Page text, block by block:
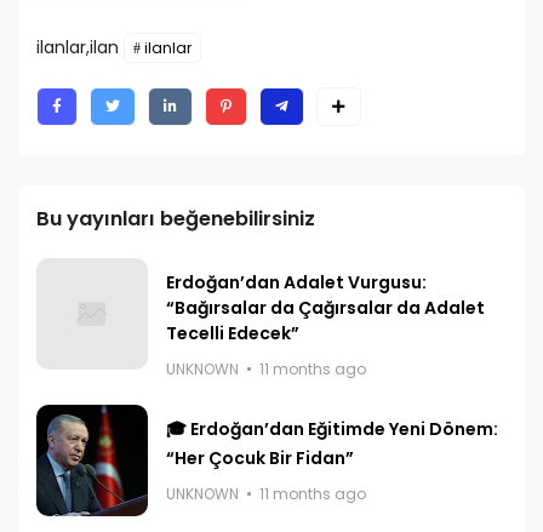
ilanlar,ilan ilanlar
Bu yayınları beğenebilirsiniz
Erdoğan’dan Adalet Vurgusu:
“Bağırsalar da Çağırsalar da Adalet
Tecelli Edecek”
UNKNOWN 11 months ago
🎓 Erdoğan’dan Eğitimde Yeni Dönem:
“Her Çocuk Bir Fidan”
UNKNOWN 11 months ago